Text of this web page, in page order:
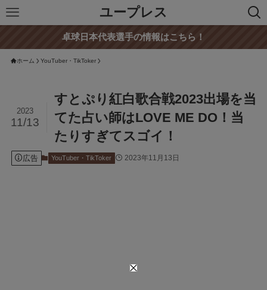
ユープレス
卓球日本代表選手の情報はこちら！
ホーム YouTuber・TikToker
すとぷり紅白歌合戦2023出場を当
てた占い師はLOVE ME DO！当
たりすぎてスゴイ！
2023
11/13
広告 YouTuber・TikToker 2023年11月13日